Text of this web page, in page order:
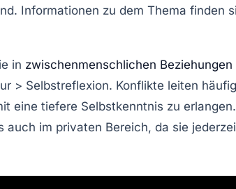
Informationen zu dem Thema finden
in zwischenmenschlichen Beziehungen
> Selbstreflexion. Konflikte leiten
eine tiefere Selbstkenntnis zu erlangen.
im privaten Bereich, da sie